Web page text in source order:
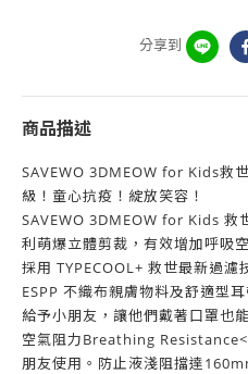
分享到
商品描述
SAVEWO 3DMEOW for Kids救
級！童心抗疫！綻放笑容！
SAVEWO 3DMEOW for Kids 救
利萌爆立體剪裁，有效增加呼吸
採用 TYPECOOL+ 救世最新過
ESPP 不織布親膚物料及舒適型
給予小朋友，讓他們戴著口罩也
空氣阻力Breathing
朋友使用。防止液淺阻擋達